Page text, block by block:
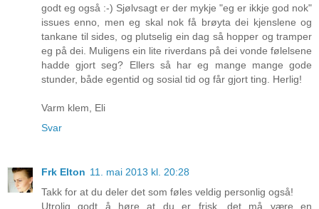
godt eg også :-) Sjølvsagt er der mykje "eg er ikkje god nok"
issues enno, men eg skal nok få brøyta dei kjenslene og
tankane til sides, og plutselig ein dag så hopper og tramper
eg på dei. Muligens ein lite riverdans på dei vonde følelsene
hadde gjort seg? Ellers så har eg mange mange gode
stunder, både egentid og sosial tid og får gjort ting. Herlig!
Varm klem, Eli
Svar
Frk Elton 11. mai 2013 kl. 20:28
Takk for at du deler det som føles veldig personlig også!
Utrolig godt å høre at du er frisk, det må være en